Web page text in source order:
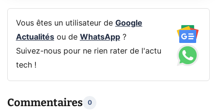
Vous êtes un utilisateur de Google
Actualitésou de WhatsApp?
Suivez-nous pour ne rien rater de l'actu
tech !
Commentaires 0